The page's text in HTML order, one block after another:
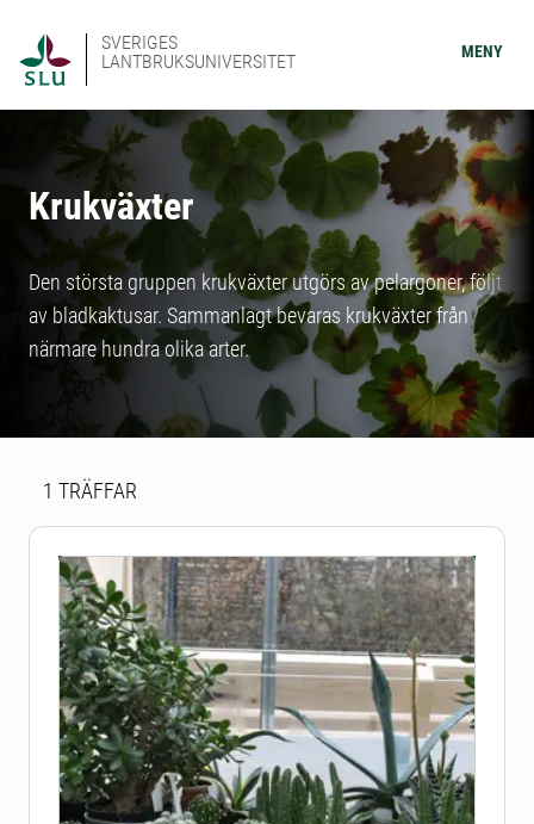
SVERIGES
LANTBRUKSUNIVERSITET
MENY
Krukväxter
Den största gruppen krukväxter utgörs av pelargoner, följt
av bladkaktusar. Sammanlagt bevaras krukväxter från
närmare hundra olika arter.
Sökresultat
1 TRÄFFAR